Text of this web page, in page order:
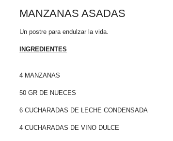
MANZANAS ASADAS
Un postre para endulzar la vida.
INGREDIENTES
4 MANZANAS
50 GR DE NUECES
6 CUCHARADAS DE LECHE CONDENSADA
4 CUCHARADAS DE VINO DULCE